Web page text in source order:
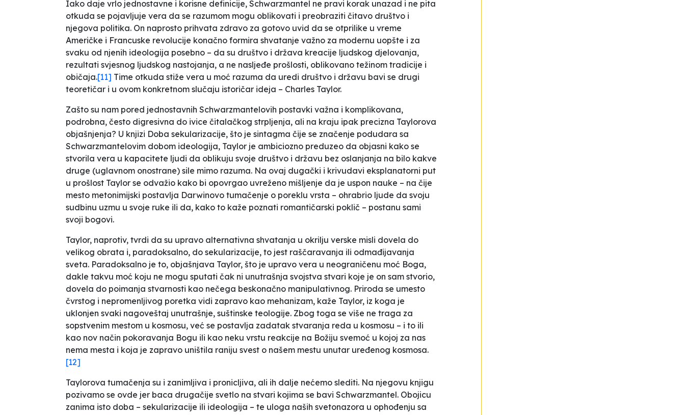
Iako daje vrlo jednostavne i korisne definicije, Schwarzmantel ne pravi korak unazad i ne pita
otkuda se pojavljuje vera da se razumom mogu oblikovati i preobraziti čitavo društvo i
njegova politika. On naprosto prihvata zdravo za gotovo uvid da se otprilike u vreme
Američke i Francuske revolucije konačno formira shvatanje važno za modernu uopšte i za
svaku od njenih ideologija posebno – da su društvo i država kreacije ljudskog djelovanja,
rezultati svjesnog ljudskog nastojanja, a ne nasljeđe prošlosti, oblikovano težinom tradicije i
običaja.[11] Time otkuda stiže vera u moć razuma da uredi društvo i državu bavi se drugi
teoretičar i u ovom konkretnom slučaju istoričar ideja – Charles Taylor.
Zašto su nam pored jednostavnih Schwarzmantelovih postavki važna i komplikovana,
podrobna, često digresivna do ivice čitalačkog strpljenja, ali na kraju ipak precizna Taylorova
objašnjenja? U knjizi Doba sekularizacije, što je sintagma čije se značenje podudara sa
Schwarzmantelovim dobom ideologija, Taylor je ambiciozno preduzeo da objasni kako se
stvorila vera u kapacitete ljudi da oblikuju svoje društvo i državu bez oslanjanja na bilo kakve
druge (uglavnom onostrane) sile mimo razuma. Na ovaj dugački i krivudavi eksplanatorni put
u prošlost Taylor se odvažio kako bi opovrgao uvreženo mišljenje da je uspon nauke – na čije
mesto metonimijski postavlja Darwinovo tumačenje o poreklu vrsta – ohrabrio ljude da svoju
sudbinu uzmu u svoje ruke ili da, kako to kaže poznati romantičarski poklič – postanu sami
svoji bogovi.
Taylor, naprotiv, tvrdi da su upravo alternativna shvatanja u okrilju verske misli dovela do
velikog obrata i, paradoksalno, do sekularizacije, to jest raščaravanja ili odmađijavanja
sveta. Paradoksalno je to, objašnjava Taylor, što je upravo vera u neograničenu moć Boga,
dakle takvu moć koju ne mogu sputati čak ni unutrašnja svojstva stvari koje je on sam stvorio,
dovela do poimanja stvarnosti kao nečega beskonačno manipulativnog. Priroda se umesto
čvrstog i nepromenljivog poretka vidi zapravo kao mehanizam, kaže Taylor, iz koga je
uklonjen svaki nagoveštaj unutrašnje, suštinske teologije. Zbog toga se više ne traga za
sopstvenim mestom u kosmosu, već se postavlja zadatak stvaranja reda u kosmosu – i to ili
kao nov način pokoravanja Bogu ili kao neku vrstu reakcije na Božiju svemoć u kojoj za nas
nema mesta i koja je zapravo uništila raniju svest o našem mestu unutar uređenog kosmosa.
[12]
Taylorova tumačenja su i zanimljiva i pronicljiva, ali ih dalje nećemo slediti. Na njegovu knjigu
pozivamo se ovde jer baca drugačije svetlo na stvari kojima se bavi Schwarzmantel. Obojicu
zanima isto doba – sekularizacije ili ideologija – te uloga naših svetonazora u ophođenju sa